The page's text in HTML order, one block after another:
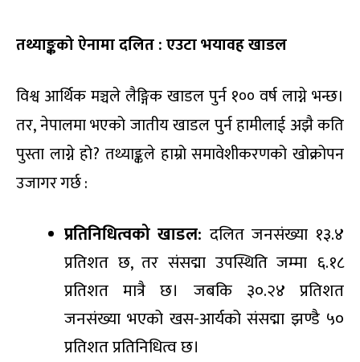
तथ्याङ्कको ऐनामा दलित : एउटा भयावह खाडल
विश्व आर्थिक मञ्चले लैङ्गिक खाडल पुर्न १०० वर्ष लाग्ने भन्छ।
तर, नेपालमा भएको जातीय खाडल पुर्न हामीलाई अझै कति
पुस्ता लाग्ने हो? तथ्याङ्कले हाम्रो समावेशीकरणको खोक्रोपन
उजागर गर्छ :
प्रतिनिधित्वको खाडल: दलित जनसंख्या १३.४
प्रतिशत छ, तर संसद्मा उपस्थिति जम्मा ६.१८
प्रतिशत मात्रै छ। जबकि ३०.२४ प्रतिशत
जनसंख्या भएको खस-आर्यको संसद्मा झण्डै ५०
प्रतिशत प्रतिनिधित्व छ।